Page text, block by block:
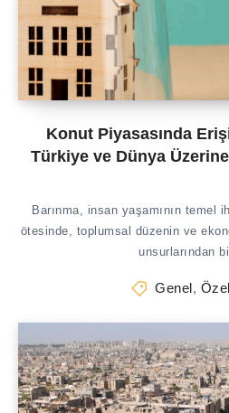
Konut Piyasasında
Türkiye ve Dünya
Barınma, insan yaşamının temel
ötesinde, toplumsal düzenin ve
unsurlarından
Genel,